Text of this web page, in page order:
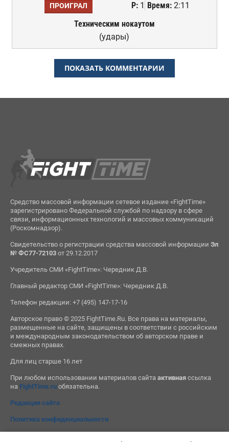
ПРОИГРАЛ Р:1 Время:2:11
Техническим нокаутом
(удары)
ПОКАЗАТЬ КОММЕНТАРИИ
Средство массовой информации сетевое издание «FightTime»
зарегистрировано Федеральной службой по надзору в сфере
связи, информационных технологий и массовых коммуникаций
(Роскомнадзор).
Свидетельство о регистрации средства массовой информации Эл
№ ФС77-72103от 29.12.2017
Учредитель СМИ «FightTime»: Чередник Д.В.
Главный редактор СМИ «FightTime»: Чередник Д.В.
Телефон редакции: +7 (495) 147-17-16
Авторское право © 2025 FightTime.Ru. Все права на материалы,
размещенные на сайте, защищены в соответствии с российским
и международным законодательством об авторском праве и
смежных правах.
Для лиц старше 16 лет
При любом использовании материалов сайта активнаяссылка
на FightTime.ruобязательна.
Редакция сайта
Политика конфиденциальности